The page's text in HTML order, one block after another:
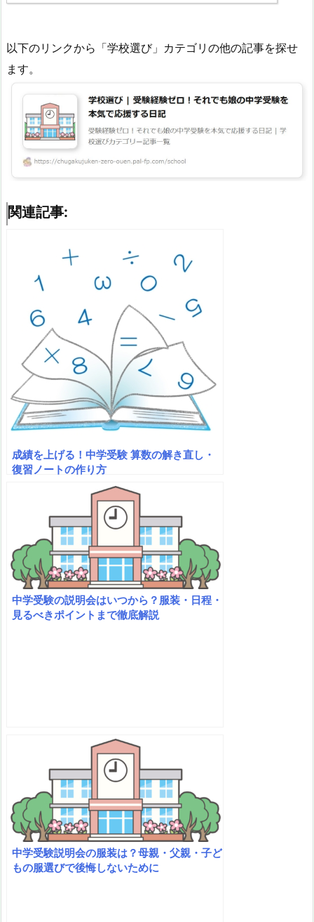
以下のリンクから「学校選び」カテゴリの他の記事を探せ
ます。
関連記事:
成績を上げる！中学受験 算数の解き直し・
復習ノートの作り方
中学受験の説明会はいつから？服装・日程・
見るべきポイントまで徹底解説
中学受験説明会の服装は？母親・父親・子ど
もの服選びで後悔しないために